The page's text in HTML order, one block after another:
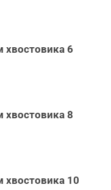
6
8
10